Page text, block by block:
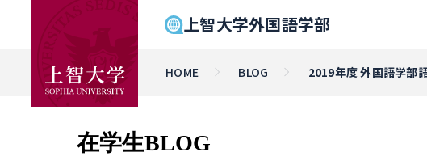
上智大学外国語学部
HOME BLOG 2019年度 外国語学部
在学生BLOG